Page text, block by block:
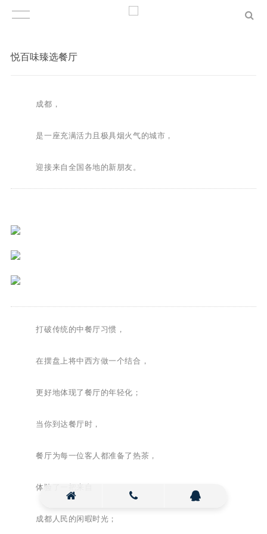
悦百味臻选餐厅
成都，
是一座充满活力且极具烟火气的城市，
迎接来自全国各地的新朋友。
打破传统的中餐厅习惯，
在摆盘上将中西方做一个结合，
更好地体现了餐厅的年轻化；
当你到达餐厅时，
餐厅为每一位客人都准备了热茶，
体验了一把来自
成都人民的闲暇时光；